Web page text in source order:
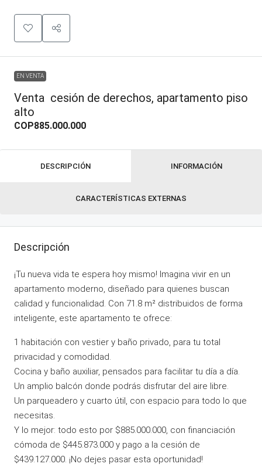
EN VENTA
Venta cesión de derechos, apartamento piso
alto
COP885.000.000
DESCRIPCIÓN INFORMACIÓN
CARACTERÍSTICAS EXTERNAS
Descripción
¡Tu nueva vida te espera hoy mismo! Imagina vivir en un
apartamento moderno, diseñado para quienes buscan
calidad y funcionalidad. Con 71.8 m² distribuidos de forma
inteligente, este apartamento te ofrece:
1 habitación con vestier y baño privado, para tu total
privacidad y comodidad.
Cocina y baño auxiliar, pensados para facilitar tu día a día.
Un amplio balcón donde podrás disfrutar del aire libre.
Un parqueadero y cuarto útil, con espacio para todo lo que
necesitas.
Y lo mejor: todo esto por $885.000.000, con financiación
cómoda de $445.873.000 y pago a la cesión de
$439.127.000. ¡No dejes pasar esta oportunidad!